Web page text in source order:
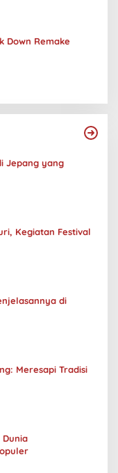
Down Remake
Jepang yang
Kegiatan Festival
di
Meresapi Tradisi
Dunia